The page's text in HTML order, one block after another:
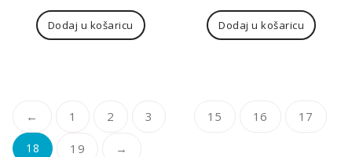
Dodaj u košaricu Dodaj u košaricu
← 1 2 3 15 16 17
18 19
→